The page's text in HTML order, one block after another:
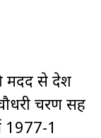
मदद से देश
चरण सिंह
1977-1